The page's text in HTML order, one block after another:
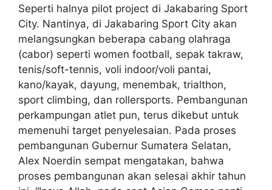
Seperti halnya pilot project di Jakabaring Sport
City. Nantinya, di Jakabaring Sport City akan
melangsungkan beberapa cabang olahraga
(cabor) seperti women football, sepak takraw,
tenis/soft-tennis, voli indoor/voli pantai,
kano/kayak, dayung, menembak, trialthon,
sport climbing, dan rollersports. Pembangunan
perkampungan atlet pun, terus dikebut untuk
memenuhi target penyelesaian. Pada proses
pembangunan Gubernur Sumatera Selatan,
Alex Noerdin sempat mengatakan, bahwa
proses pembangunan akan selesai akhir tahun